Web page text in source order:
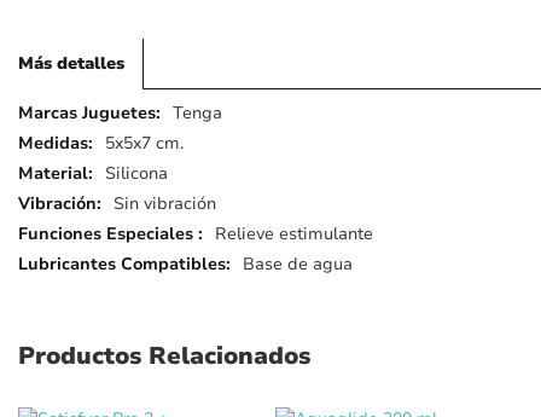
Más detalles
Más
detalles
Tenga
5x5x7 cm.
Silicona
Sin vibración
Relieve estimulante
Base de agua
Productos Relacionados